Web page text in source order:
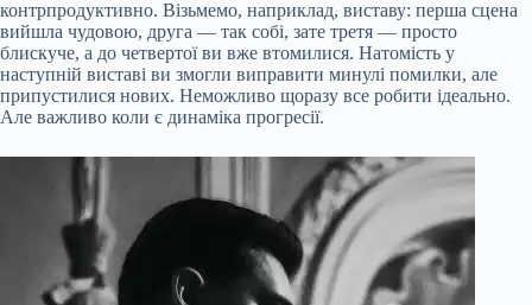
контрпродуктивно. Візьмемо, наприклад, виставу: перша сцена
вийшла чудовою, друга — так собі, зате третя — просто
блискуче, а до четвертої ви вже втомилися. Натомість у
наступній виставі ви змогли виправити минулі помилки, але
припустилися нових. Неможливо щоразу все робити ідеально.
Але важливо коли є динаміка прогресії.